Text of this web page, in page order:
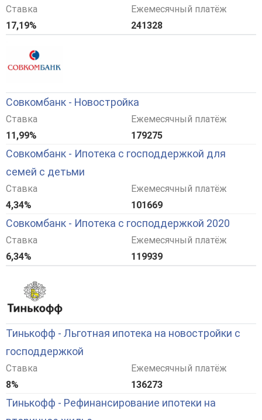
Ставка
17,19%
Ежемесячный платёж
241328
Совкомбанк - Новостройка
Ставка
11,99%
Ежемесячный платёж
179275
Совкомбанк - Ипотека с господдержкой для
семей с детьми
Ставка
4,34%
Ежемесячный платёж
101669
Совкомбанк - Ипотека с господдержкой 2020
Ставка
6,34%
Ежемесячный платёж
119939
Тинькофф - Льготная ипотека на новостройки с
господдержкой
Ставка
8%
Ежемесячный платёж
136273
Тинькофф - Рефинансирование ипотеки на